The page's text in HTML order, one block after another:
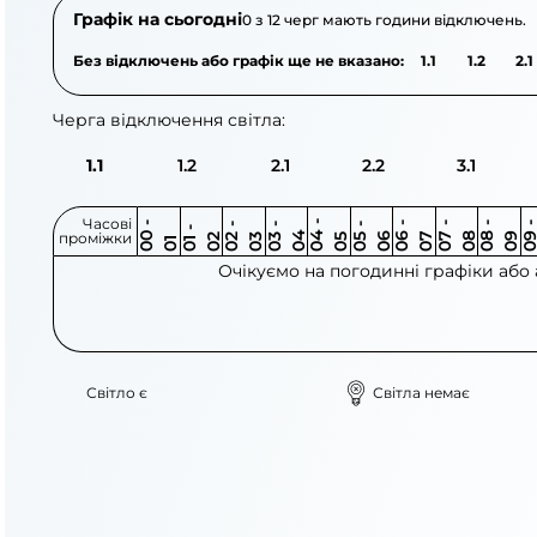
Графік на сьогодні0 з 12 черг мають години відключень.
Без відключень або графік ще не вказано: 1.1 1.2 2.1
Черга відключення світла:
1.1 1.2 2.1 2.2 3.1
Часові
проміжки 0
0
-
0 1 0
1
-
0 2 0 2
-
0 3 0 3
-
0 4 0 4
-
0 5 0 5
-
0 6 0 6
-
0 7 0 7
-
0 8 0 8
-
0 9 0
9
-
1
Очікуємо на погодинні графіки
Світло є Світла немає